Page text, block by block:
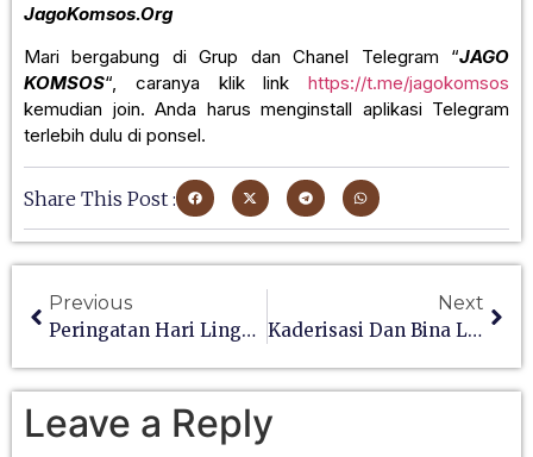
JagoKomsos.Org
Mari bergabung di Grup dan Chanel Telegram “JAGO
KOMSOS“, caranya klik link https://t.me/jagokomsos
kemudian join. Anda harus menginstall aplikasi Telegram
terlebih dulu di ponsel.
Share This Post :
Previous
Peringatan Hari Lingkungan Hidup 2022
Next
Kaderisasi Dan Bina Lanjut Katekis Se-Kevikepan Semarang
Leave a Reply